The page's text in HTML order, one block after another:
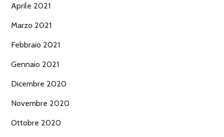
Aprile 2021
Marzo 2021
Febbraio 2021
Gennaio 2021
Dicembre 2020
Novembre 2020
Ottobre 2020